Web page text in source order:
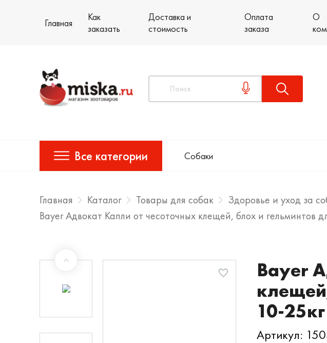
Главная
Как
заказать
Доставка и
стоимость
Оплата
заказа
О
Все категории Собаки
Главная Каталог Товары для собак Здоровье и уход за
Bayer Адвокат Капли от чесоточных клещей, блох и гельминтов
Bayer
10-
Артикул: